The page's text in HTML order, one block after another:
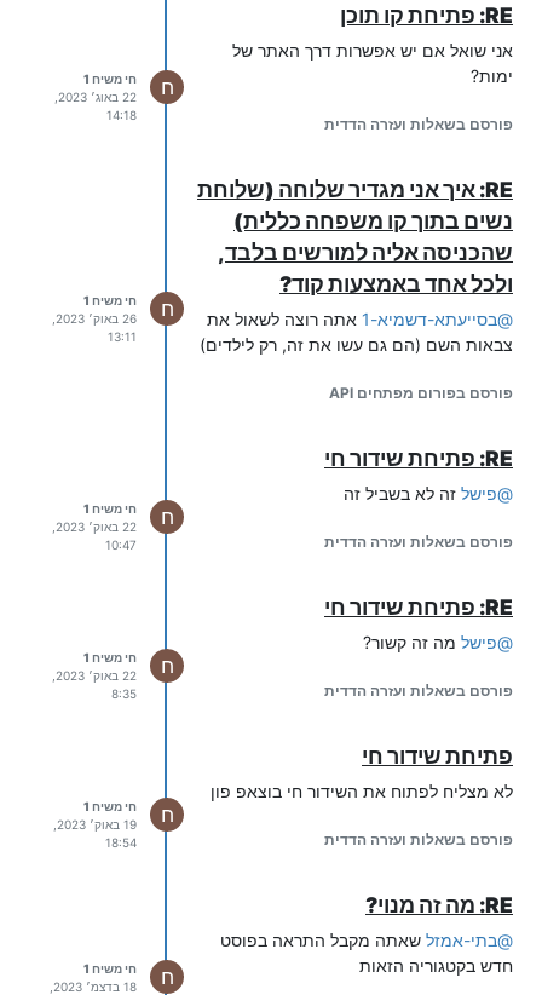
RE: פתיחת קו תוכן
אני שואל אם יש אפשרות דרך האתר של
ימות?
פורסם בשאלות ועזרה הדדית
ח
חי משיח 1
14:18
RE: איך אני מגדיר שלוחה (שלוחת
נשים בתוך קו משפחה כללית)
שהכניסה אליה למורשים בלבד,
ולכל אחד באמצעות קוד?
@בסייעתא-דשמיא-1
אתה רוצה לשאול את
צבאות השם (הם גם עשו את זה, רק לילדים)
פורסם בפורום מפתחים API
ח
חי משיח 1
13:11
RE: פתיחת שידור חי
@פישל זה לא בשביל זה
פורסם בשאלות ועזרה הדדית
ח
חי משיח 1
10:47
RE: פתיחת שידור חי
@פישל מה זה קשור?
פורסם בשאלות ועזרה הדדית
ח
חי משיח 1
8:35
פתיחת שידור חי
לא מצליח לפתוח את השידור חי בוצאפ פון
פורסם בשאלות ועזרה הדדית
ח
חי משיח 1
18:54
RE: מה זה מנוי?
@בתי-אמזל שאתה מקבל התראה בפוסט
חדש בקטגוריה הזאות
ח
חי משיח 1